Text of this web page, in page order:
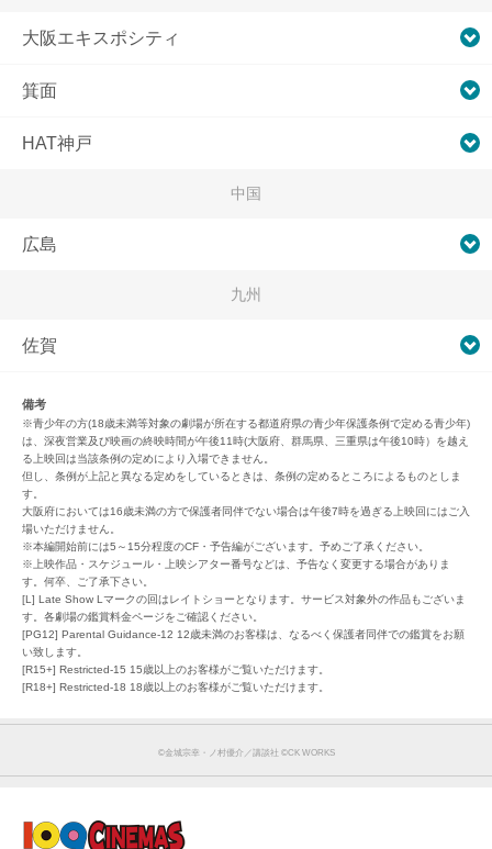
大阪エキスポシティ
箕面
HAT神戸
中国
広島
九州
佐賀
備考
※青少年の方(18歳未満等対象の劇場が所在する都道府県の青少年保護条例で定める青少年)
は、深夜営業及び映画の終映時間が午後11時(大阪府、群馬県、三重県は午後10時）を越え
る上映回は当該条例の定めにより入場できません。
但し、条例が上記と異なる定めをしているときは、条例の定めるところによるものとしま
す。
大阪府においては16歳未満の方で保護者同伴でない場合は午後7時を過ぎる上映回にはご入
場いただけません。
※本編開始前には5～15分程度のCF・予告編がございます。予めご了承ください。
※上映作品・スケジュール・上映シアター番号などは、予告なく変更する場合がありま
す。何卒、ご了承下さい。
[L] Late Show Lマークの回はレイトショーとなります。サービス対象外の作品もございま
す。各劇場の鑑賞料金ページをご確認ください。
[PG12] Parental Guidance-12 12歳未満のお客様は、なるべく保護者同伴での鑑賞をお願
い致します。
[R15+] Restricted-15 15歳以上のお客様がご覧いただけます。
[R18+] Restricted-18 18歳以上のお客様がご覧いただけます。
©金城宗幸・ノ村優介／講談社 ©CK WORKS